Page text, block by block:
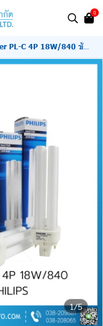
0
18W/840 ขั้ว G24q-2 Philips
1/5